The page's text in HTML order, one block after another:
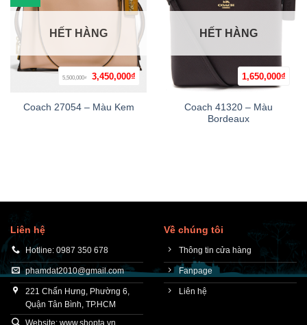
5,500,000₫
Giá
gốc
5,500,000₫.
3,450,000₫
HẾT HÀNG
Coach 27054 – Màu Kem
1,650,000₫
HẾT HÀNG
Coach 41320 – Màu
Bordeaux
Liên hệ
Hotline: 0987 350 678
phamdat2010@gmail.com
221 Chấn Hưng, Phường 6,
Quận Tân Bình, TP.HCM
Về chúng tôi
Thông tin cửa hàng
Fanpage
Liên hệ